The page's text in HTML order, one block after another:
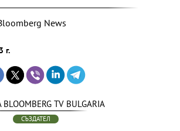
News
г.
TV BULGARIA
СЪЗДАТЕЛ